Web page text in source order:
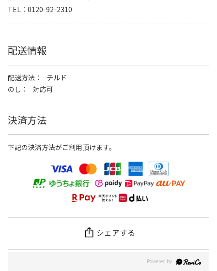
TEL
0120-92-2310
配送情報
配送方法
チルド
のし
対応可
決済方法
下記の決済方法がご利用頂けます。
シェアする